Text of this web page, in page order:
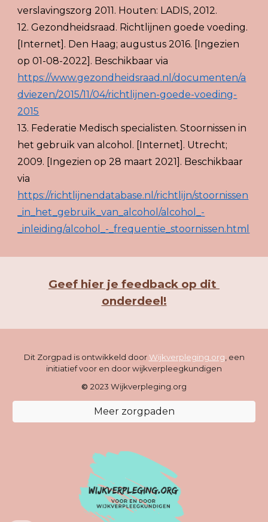
verslavingszorg 2011. Houten: LADIS, 2012.
12. Gezondheidsraad. Richtlijnen goede voeding.
[Internet]. Den Haag; augustus 2016. [Ingezien
op 01-08-2022]. Beschikbaar via
https://www.gezondheidsraad.nl/documenten/a
dviezen/2015/11/04/richtlijnen-goede-voeding-
2015
13. Federatie Medisch specialisten. Stoornissen in
het gebruik van alcohol. [Internet]. Utrecht;
2009. [Ingezien op 28 maart 2021]. Beschikbaar
https://richtlijnendatabase.nl/richtlijn/stoornissen
_in_het_gebruik_van_alcohol/alcohol_-
_inleiding/alcohol_-_frequentie_stoornissen.html
Geef hier je feedback op dit
onderdeel!
Dit Zorgpad is ontwikkeld doorWijkverpleging.org , een
initiatief voor en door wijkverpleegkundigen
© 2023 Wijkverpleging.org
Meer zorgpaden